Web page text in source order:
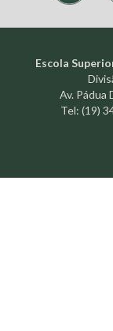
Escola
Av. Pádua
Tel: (19)